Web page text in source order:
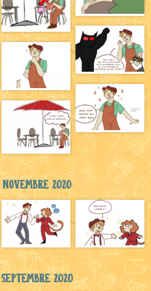
Novembre 2020
Septembre 2020